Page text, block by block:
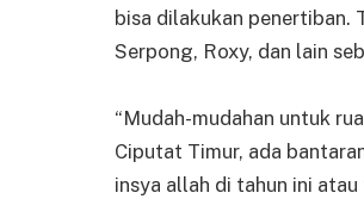
bisa dilakukan penertiban.
Serpong, Roxy, dan lain
“Mudah-mudahan untuk
Ciputat Timur, ada
insya allah di tahun ini